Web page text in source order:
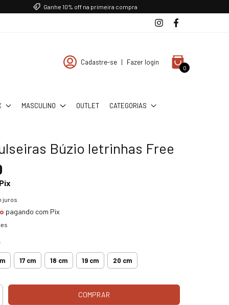
Ganhe 10% off na primeira compra
Cadastre-se | Fazer login
0
MASCULINO OUTLET CATEGORIAS
Búzio letrinhas Free
Pix
juros
pagando com Pix
17 cm 18 cm 19 cm 20 cm